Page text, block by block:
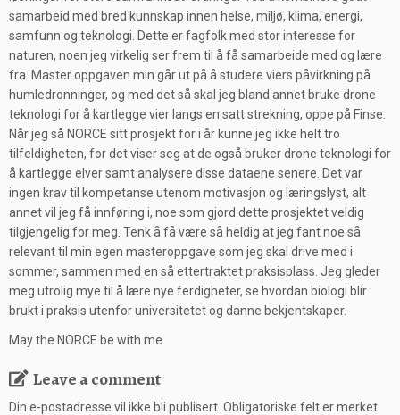
samarbeid med bred kunnskap innen helse, miljø, klima, energi,
samfunn og teknologi. Dette er fagfolk med stor interesse for
naturen, noen jeg virkelig ser frem til å få samarbeide med og lære
fra. Master oppgaven min går ut på å studere viers påvirkning på
humledronninger, og med det så skal jeg bland annet bruke drone
teknologi for å kartlegge vier langs en satt strekning, oppe på Finse.
Når jeg så NORCE sitt prosjekt for i år kunne jeg ikke helt tro
tilfeldigheten, for det viser seg at de også bruker drone teknologi for
å kartlegge elver samt analysere disse dataene senere. Det var
ingen krav til kompetanse utenom motivasjon og læringslyst, alt
annet vil jeg få innføring i, noe som gjord dette prosjektet veldig
tilgjengelig for meg. Tenk å få være så heldig at jeg fant noe så
relevant til min egen masteroppgave som jeg skal drive med i
sommer, sammen med en så ettertraktet praksisplass. Jeg gleder
meg utrolig mye til å lære nye ferdigheter, se hvordan biologi blir
brukt i praksis utenfor universitetet og danne bekjentskaper.
May the NORCE be with me.
Leave a comment
Din e-postadresse vil ikke bli publisert. Obligatoriske felt er merket